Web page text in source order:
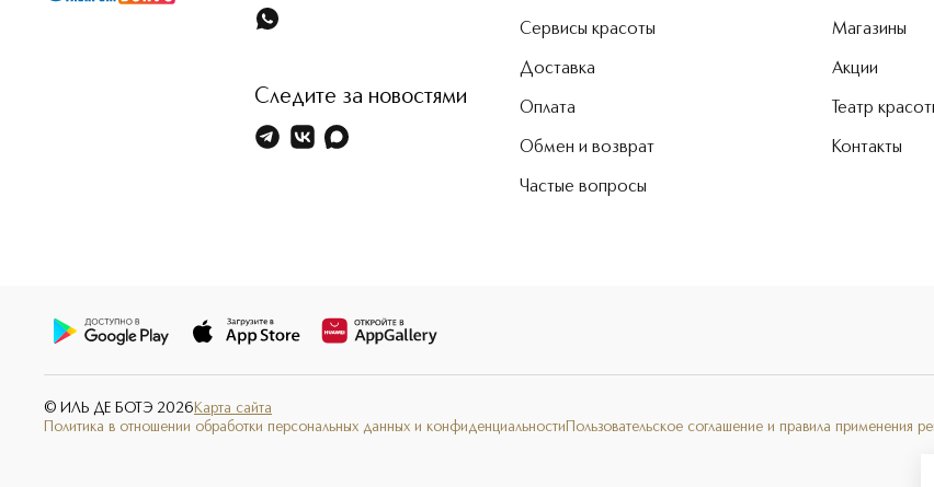
Следите за новостями
Сервисы красоты
Доставка
Оплата
Обмен и возврат
Частые вопросы
Магазины
Акции
Театр
Контакты
© ИЛЬ ДЕ БОТЭ 2026 Карта сайта
Политика в отношении обработки персональных данных и конфиденциальности Пользовательское соглашение и правила применения